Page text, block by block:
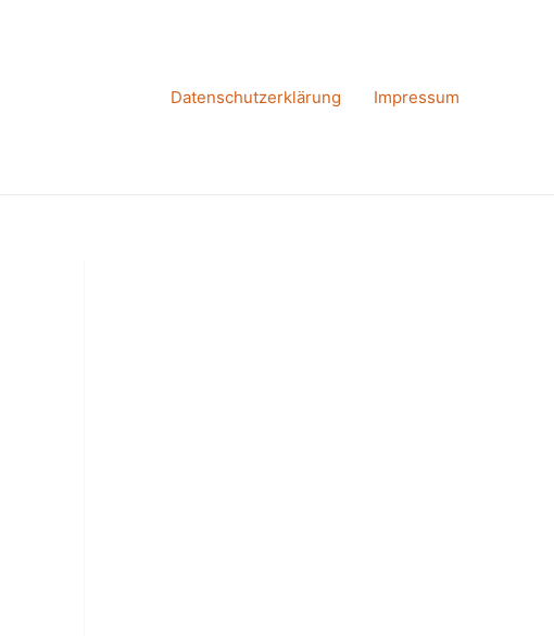
Datenschutzerklärung Impressum